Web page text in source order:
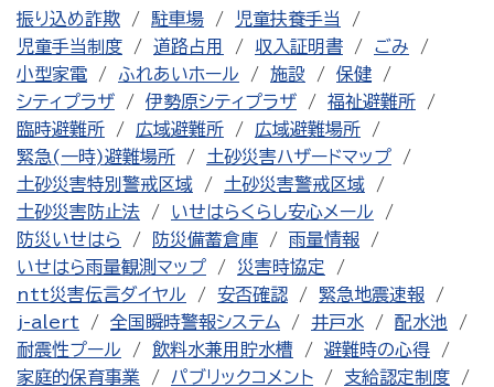
振り込め詐欺 駐車場
児童扶養手当
児童手当制度
道路占用 収入証明書
ごみ
小型家電
ふれあいホール 施設
保健
シティプラザ
伊勢原シティプラザ
福祉避難所
臨時避難所
広域避難所
広域避難場所
緊急(一時)避難場所
土砂災害ハザードマップ
土砂災害特別警戒区域
土砂災害警戒区域
土砂災害防止法
いせはらくらし安心メール
防災いせはら
防災備蓄倉庫
雨量情報
いせはら雨量観測マップ
災害時協定
ntt災害伝言ダイヤル
安否確認
緊急地震速報
j-alert
全国瞬時警報システム 井戸水
配水池
耐震性プール
飲料水兼用貯水槽
避難時の心得
家庭的保育事業
パブリックコメント
支給認定制度